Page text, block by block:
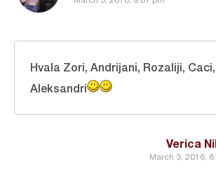
Verica
March 3, 2016,
Hvala Zori, Andrijani, Rozaliji,
Aleksandri